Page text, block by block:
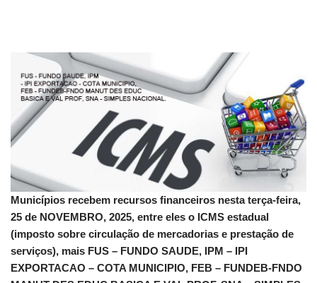
Municípios recebem recursos financeiros nesta terça-feira,
25 de NOVEMBRO, 2025, entre eles o ICMS estadual
(imposto sobre circulação de mercadorias e prestação de
serviços), mais FUS – FUNDO SAUDE, IPM – IPI
EXPORTACAO – COTA MUNICIPIO, FEB – FUNDEB-FNDO